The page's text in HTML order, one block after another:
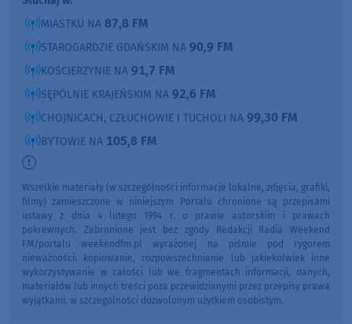
MIASTKU NA 87,8 FM
STAROGARDZIE GDAŃSKIM NA 90,9 FM
KOŚCIERZYNIE NA 91,7 FM
SĘPÓLNIE KRAJEŃSKIM NA 92,6 FM
CHOJNICACH, CZŁUCHOWIE I TUCHOLI NA 99,30 FM
BYTOWIE NA 105,8 FM
Wszelkie materiały (w szczególności informacje lokalne, zdjęcia, grafiki,
filmy) zamieszczone w niniejszym Portalu chronione są przepisami
ustawy z dnia 4 lutego 1994 r. o prawie autorskim i prawach
pokrewnych. Zabronione jest bez zgody Redakcji Radia Weekend
FM/portalu weekendfm.pl wyrażonej na piśmie pod rygorem
nieważności: kopiowanie, rozpowszechnianie lub jakiekolwiek inne
wykorzystywanie w całości lub we fragmentach informacji, danych,
materiałów lub innych treści poza przewidzianymi przez przepisy prawa
wyjątkami, w szczególności dozwolonym użytkiem osobistym.